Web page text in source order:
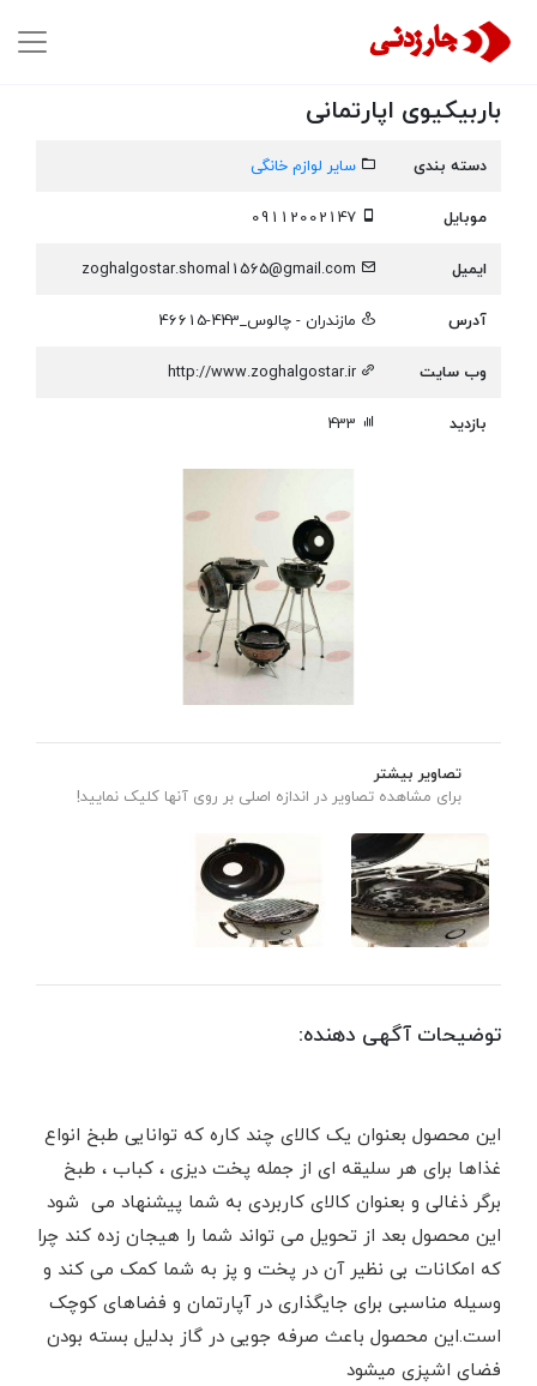
باربیکیوی اپارتمانی
دسته بندی
سایر لوازم خانگی
موبایل
ایمیل
zoghalgostar.shomal1565@gmail.com
آدرس
مازندران - چالوس_443-46615
وب سایت
http://www.zoghalgostar.ir
بازدید
تصاویر بیشتر
برای مشاهده تصاویر در اندازه اصلی بر روی آنها کلیک نمایید!
توضیحات آگهی دهنده:
این محصول بعنوان یک کالای چند کاره که توانایی طبخ انواع
غذاها برای هر سلیقه ای از جمله پخت دیزی ، کباب ، طبخ
برگر ذغالی و بعنوان کالای کاربردی به شما پیشنهاد می شود
این محصول بعد از تحویل می تواند شما را هیجان زده کند چرا
که امکانات بی نظیر آن در پخت و پز به شما کمک می کند و
وسیله مناسبی برای جایگذاری در آپارتمان و فضاهای کوچک
است.این محصول باعث صرفه جویی در گاز بدلیل بسته بودن
فضای اشپزی میشود